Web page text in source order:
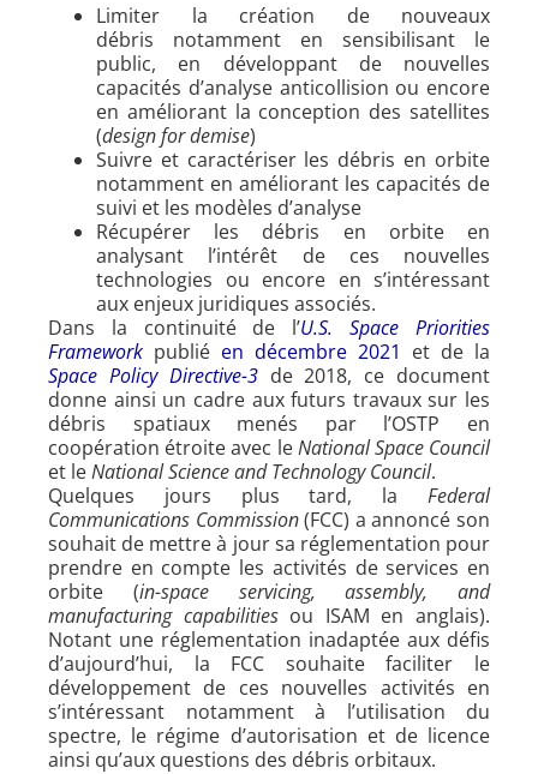
Limiter la création de nouveaux
débris notamment en sensibilisant le
public, en développant de nouvelles
capacités d’analyse anticollision ou encore
en améliorant la conception des satellites
(design for demise)
Suivre et caractériser les débris en orbite
notamment en améliorant les capacités de
suivi et les modèles d’analyse
Récupérer les débris en orbite en
analysant l’intérêt de ces nouvelles
technologies ou encore en s’intéressant
aux enjeux juridiques associés.
Dans la continuité de l’U.S. Space Priorities
Framework publié en décembre 2021 et de la
Space Policy Directive-3de 2018, ce document
donne ainsi un cadre aux futurs travaux sur les
débris spatiaux menés par l’OSTP en
coopération étroite avec leNational Space Council
et leNational Science and Technology Council.
Quelques jours plus tard, la Federal
Communications Commission(FCC) a annoncé son
souhait de mettre à jour sa réglementation pour
prendre en compte les activités de services en
orbite (in-space servicing, assembly, and
manufacturing capabilitiesou ISAM en anglais).
Notant une réglementation inadaptée aux défis
d’aujourd’hui, la FCC souhaite faciliter le
développement de ces nouvelles activités en
s’intéressant notamment à l’utilisation du
spectre, le régime d’autorisation et de licence
ainsi qu’aux questions des débris orbitaux.